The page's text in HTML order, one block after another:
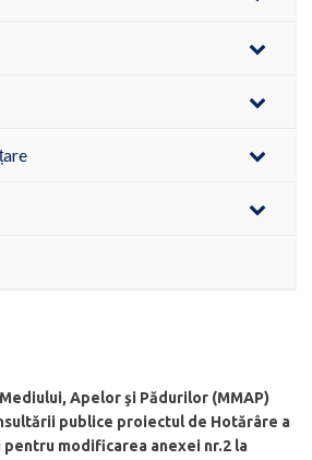
Apelor şi Pădurilor (MMAP)
publice proiectul de Hotărâre a
pentru modificarea anexei nr.2 la